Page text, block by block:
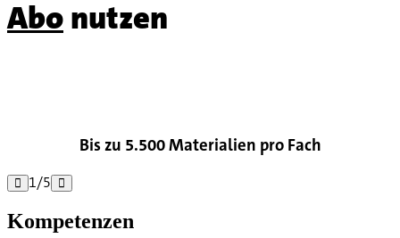
Abonutzen
Bis zu 5.500 Materialien pro Fach
 1/5 
Kompetenzen